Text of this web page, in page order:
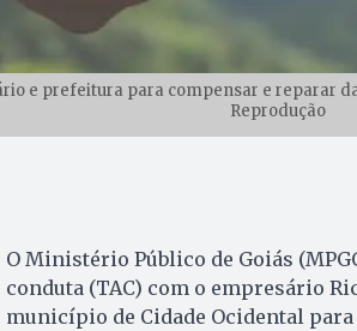
e prefeitura para compensar e reparar
Reprodução
O Ministério Público de Goiás
conduta (TAC) com o empresário
município de Cidade Ocidental